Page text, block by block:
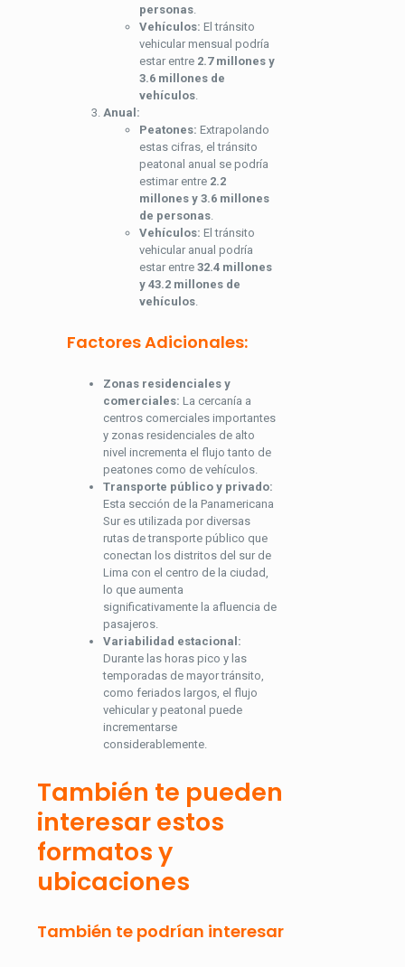
personas
Vehículos: El tránsito
vehicular mensual podría
estar entre 2.7 millones y
3.6 millones de
vehículos
Anual:
Peatones: Extrapolando
estas cifras, el tránsito
peatonal anual se podría
estimar entre 2.2
millones y 3.6 millones
de personas
Vehículos: El tránsito
vehicular anual podría
estar entre 32.4 millones
y 43.2 millones de
vehículos
Factores Adicionales:
Zonas residenciales y
comerciales: La cercanía a
centros comerciales importantes
y zonas residenciales de alto
nivel incrementa el flujo tanto de
peatones como de vehículos.
Transporte público y privado:
Esta sección de la Panamericana
Sur es utilizada por diversas
rutas de transporte público que
conectan los distritos del sur de
Lima con el centro de la ciudad,
lo que aumenta
significativamente la afluencia de
pasajeros.
Variabilidad estacional:
Durante las horas pico y las
temporadas de mayor tránsito,
como feriados largos, el flujo
vehicular y peatonal puede
incrementarse
considerablemente.
También te pueden
interesar estos
formatos y
ubicaciones
También te podrían interesar